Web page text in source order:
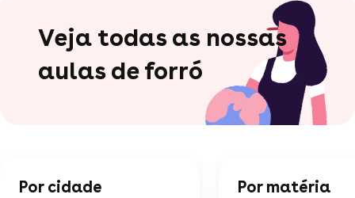
Veja todas as nossas
aulas de forró
Por cidade Por matéria